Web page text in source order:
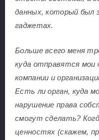
данных, который был
гаджетах.
Больше всего меня
куда отправятся мои
компании и
Есть ли орган, куда
нарушение права
смогут сделать?
ценностях (скажем,